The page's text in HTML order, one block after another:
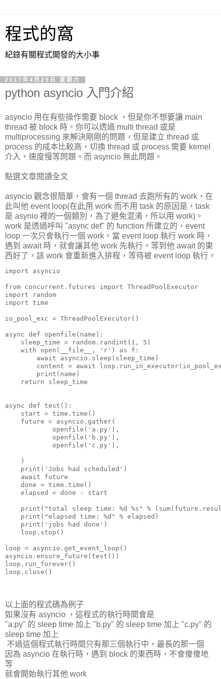
程式的窩
紀錄有關程式開發的大小事
2017年4月29日 星期六
python asyncio 入門介紹
asyncio 用在有些操作需要 block ，但是你不想要讓 main
thread 被 block 時。你可以透過 multi thread 或是
multiprocessing 來解決剛剛的問題，但是建立 thread 或
process 的成本比較高，切換 thread 或 process 需要 kernel
介入，速度慢等問題。而 asyncio 無此問題。
點選文章閱讀全文
asyncio 觀念很簡單，會有一個 thread 去跑所有的 work，在
此叫他 event loop(在此用 work 而不用 task 的原因是，task
是 asynio 裡的一個類別，為了避免混淆，所以用 work)。
work 是透過呼叫 "async def" 的 function 所建立的，event
loop 一次只會執行一個 work。當 event loop 執行 work 時，
遇到 await 時，就會讓其他 work 先執行。等到他 await 的東
西好了，該 work 會重新進入排程，等待被 event loop 執行。
import asyncio
from concurrent.futures import ThreadPoolExecutor
import random
import time
io_pool_exc = ThreadPoolExecutor()
async def openfile(name):
    sleep_time = random.randint(1, 5)
    with open(__file__, 'r') as f:
        await asyncio.sleep(sleep_time)
content = await
        print(name)
    return sleep_time
async def test():
    start = time.time()
    future = asyncio.gather(
            openfile('a.py'),
            openfile('b.py'),
            openfile('c.py'),
    )
    print('Jobs had scheduled')
    await future
    done = time.time()
    elapsed = done - start
print("total sleep time: %d %s" %
    print("elapsed time: %d" % elapsed)
    print('jobs had done')
    loop.stop()
loop = asyncio.get_event_loop()
asyncio.ensure_future(test())
loop.run_forever()
loop.close()
以上面的程式碼為例子
如果沒有 asyncio ，這程式的執行時間會是
"a.py" 的 sleep time 加上 "b.py" 的 sleep time 加上 "c.py" 的
sleep time 加上
不過這個程式執行時間只有那三個執行中，最長的那一個
因為 asyncio 在執行時，遇到 block 的東西時，不會傻傻地
等
就會開始執行其他 work